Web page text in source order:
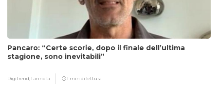
Pancaro: “Certe scorie, dopo il finale dell’ultima
stagione, sono inevitabili”
Digitrend,1 anno fa 1 min di lettura